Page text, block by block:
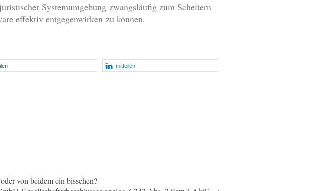
Systemumgebung zwangsläufig zum Scheitern
effektiv entgegenwirken zu können.
mitteilen
von beidem ein bisschen?